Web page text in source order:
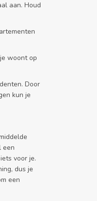
aan. Houd
woont op
Door
kun je
een
voor je.
dus je
een